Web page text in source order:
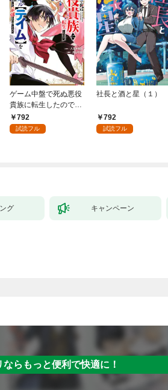
ゲーム中盤で死ぬ悪役
貴族に転生したので、
外れスキル【テイム】
を駆使して最強を目指
792
試読フル
社長と酒と星（１）
792
試読フル
グ キャンペーン
ならもっと便利で快適に！